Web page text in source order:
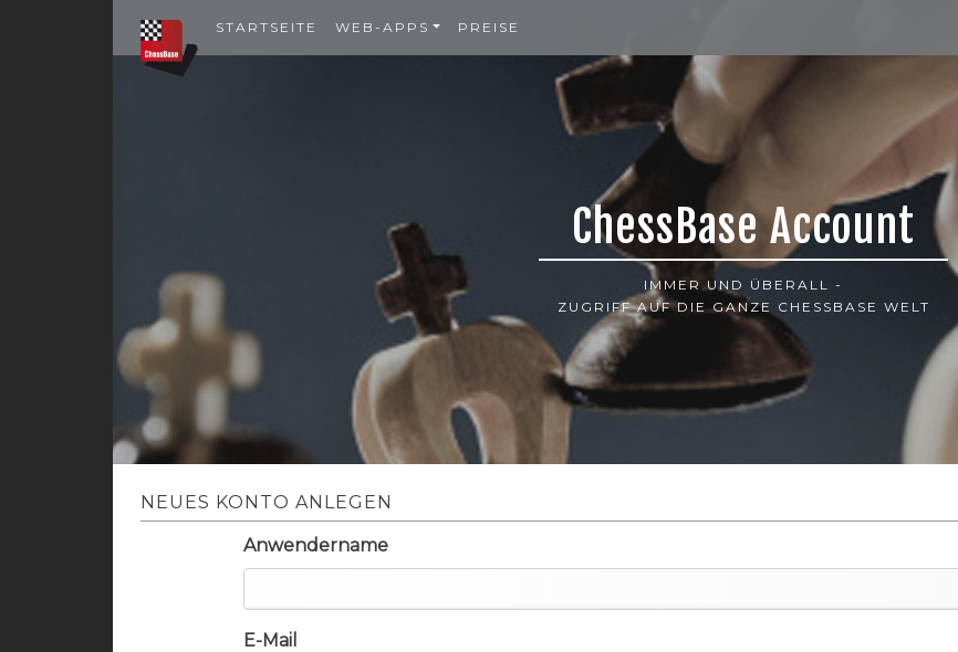
STARTSEITE WEB-APPS PREISE
ChessBase Account
IMMER UND ÜBERALL -
ZUGRIFF AUF DIE GANZE CHESSBASE WELT
NEUES KONTO ANLEGEN
Anwendername
E-Mail